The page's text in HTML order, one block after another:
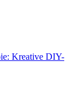
Kreative DIY-